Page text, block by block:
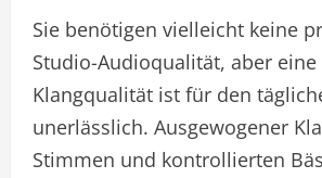
Sie benötigen vielleicht keine
Studio-Audioqualität, aber eine
Klangqualität ist für den
unerlässlich. Ausgewogener
Stimmen und kontrollierten